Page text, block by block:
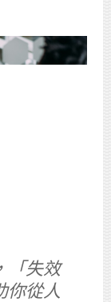
「失效
你從人